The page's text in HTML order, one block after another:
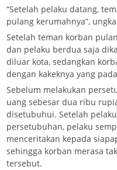
“Setelah pelaku datang,
pulang kerumahnya”,
Setelah teman korban
dan pelaku berdua saja
diluar kota, sedangkan
dengan kakeknya yang
Sebelum melakukan
uang sebesar dua ribu
disetubuhui. Setelah
persetubuhan, pelaku
menceritakan kepada
sehingga korban merasa
tersebut.